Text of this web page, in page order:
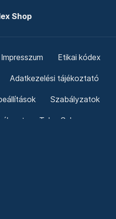
Shop
Impresszum Etikai kódex
Adatkezelési tájékoztató
Szabályzatok
Telex Sales